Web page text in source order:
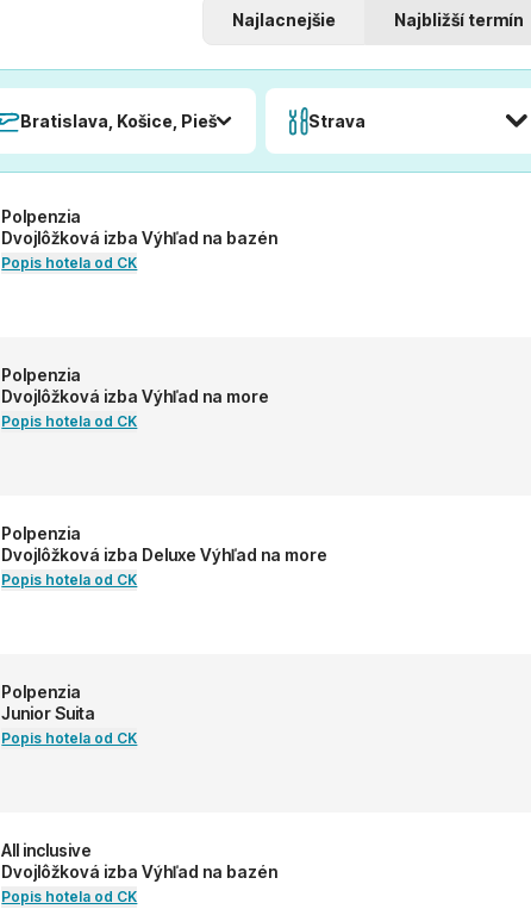
Najlacnejšie Najbližší termín
Bratislava, Košice, Piešťany, PopradStrava
Polpenzia
Dvojlôžková izba Výhľad na bazén
Popis hotela od CK
Polpenzia
Dvojlôžková izba Výhľad na more
Popis hotela od CK
Polpenzia
Dvojlôžková izba Deluxe Výhľad na more
Popis hotela od CK
Polpenzia
Junior Suita
Popis hotela od CK
All inclusive
Dvojlôžková izba Výhľad na bazén
Popis hotela od CK